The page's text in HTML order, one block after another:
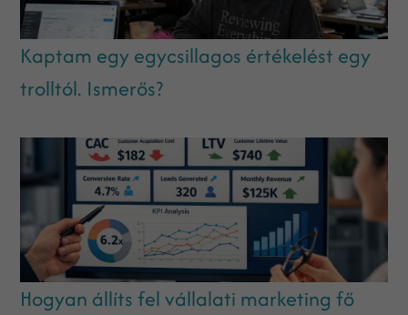
Kaptam egy egycsillagos értékelést egy
trolltól. Ismerős?
Hogyan állíts fel vállalati marketing fő